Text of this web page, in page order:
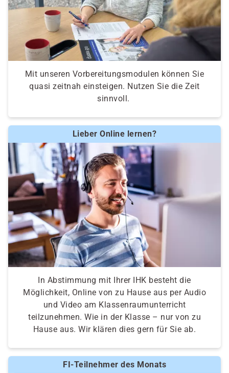
Mit unseren Vorbereitungsmodulen können Sie
quasi zeitnah einsteigen. Nutzen Sie die Zeit
sinnvoll.
Lieber Online lernen?
In Abstimmung mit Ihrer IHK besteht die
Möglichkeit, Online von zu Hause aus per Audio
und Video am Klassenraumunterricht
teilzunehmen. Wie in der Klasse – nur von zu
Hause aus. Wir klären dies gern für Sie ab.
FI-Teilnehmer des Monats